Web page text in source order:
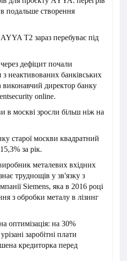
подальше створення
T2 зараз перебуває під
дефіцит почали
неактивованих банківських
виконавчий директор банку
online.
в москві зросли більш ніж на
старої москви квадратний
за рік.
металевих вхідних
труднощів у зв'язку з
Siemens, яка в 2016 році
з обробки металу в лізинг
оптимізація: на 30%
заробітні плати
кредиторка перед